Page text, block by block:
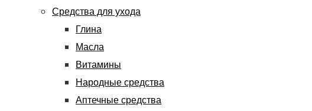
Средства для ухода
Глина
Масла
Витамины
Народные средства
Аптечные средства